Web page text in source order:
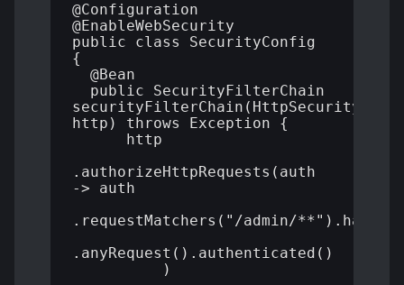
@Configuration
@EnableWebSecurity
public class SecurityConfig
{
@Bean
public SecurityFilterChain
securityFilterChain(HttpSecurity
http) throws Exception {
http
.authorizeHttpRequests(auth
-> auth
.requestMatchers("/admin/
.anyRequest().authenticated()
)